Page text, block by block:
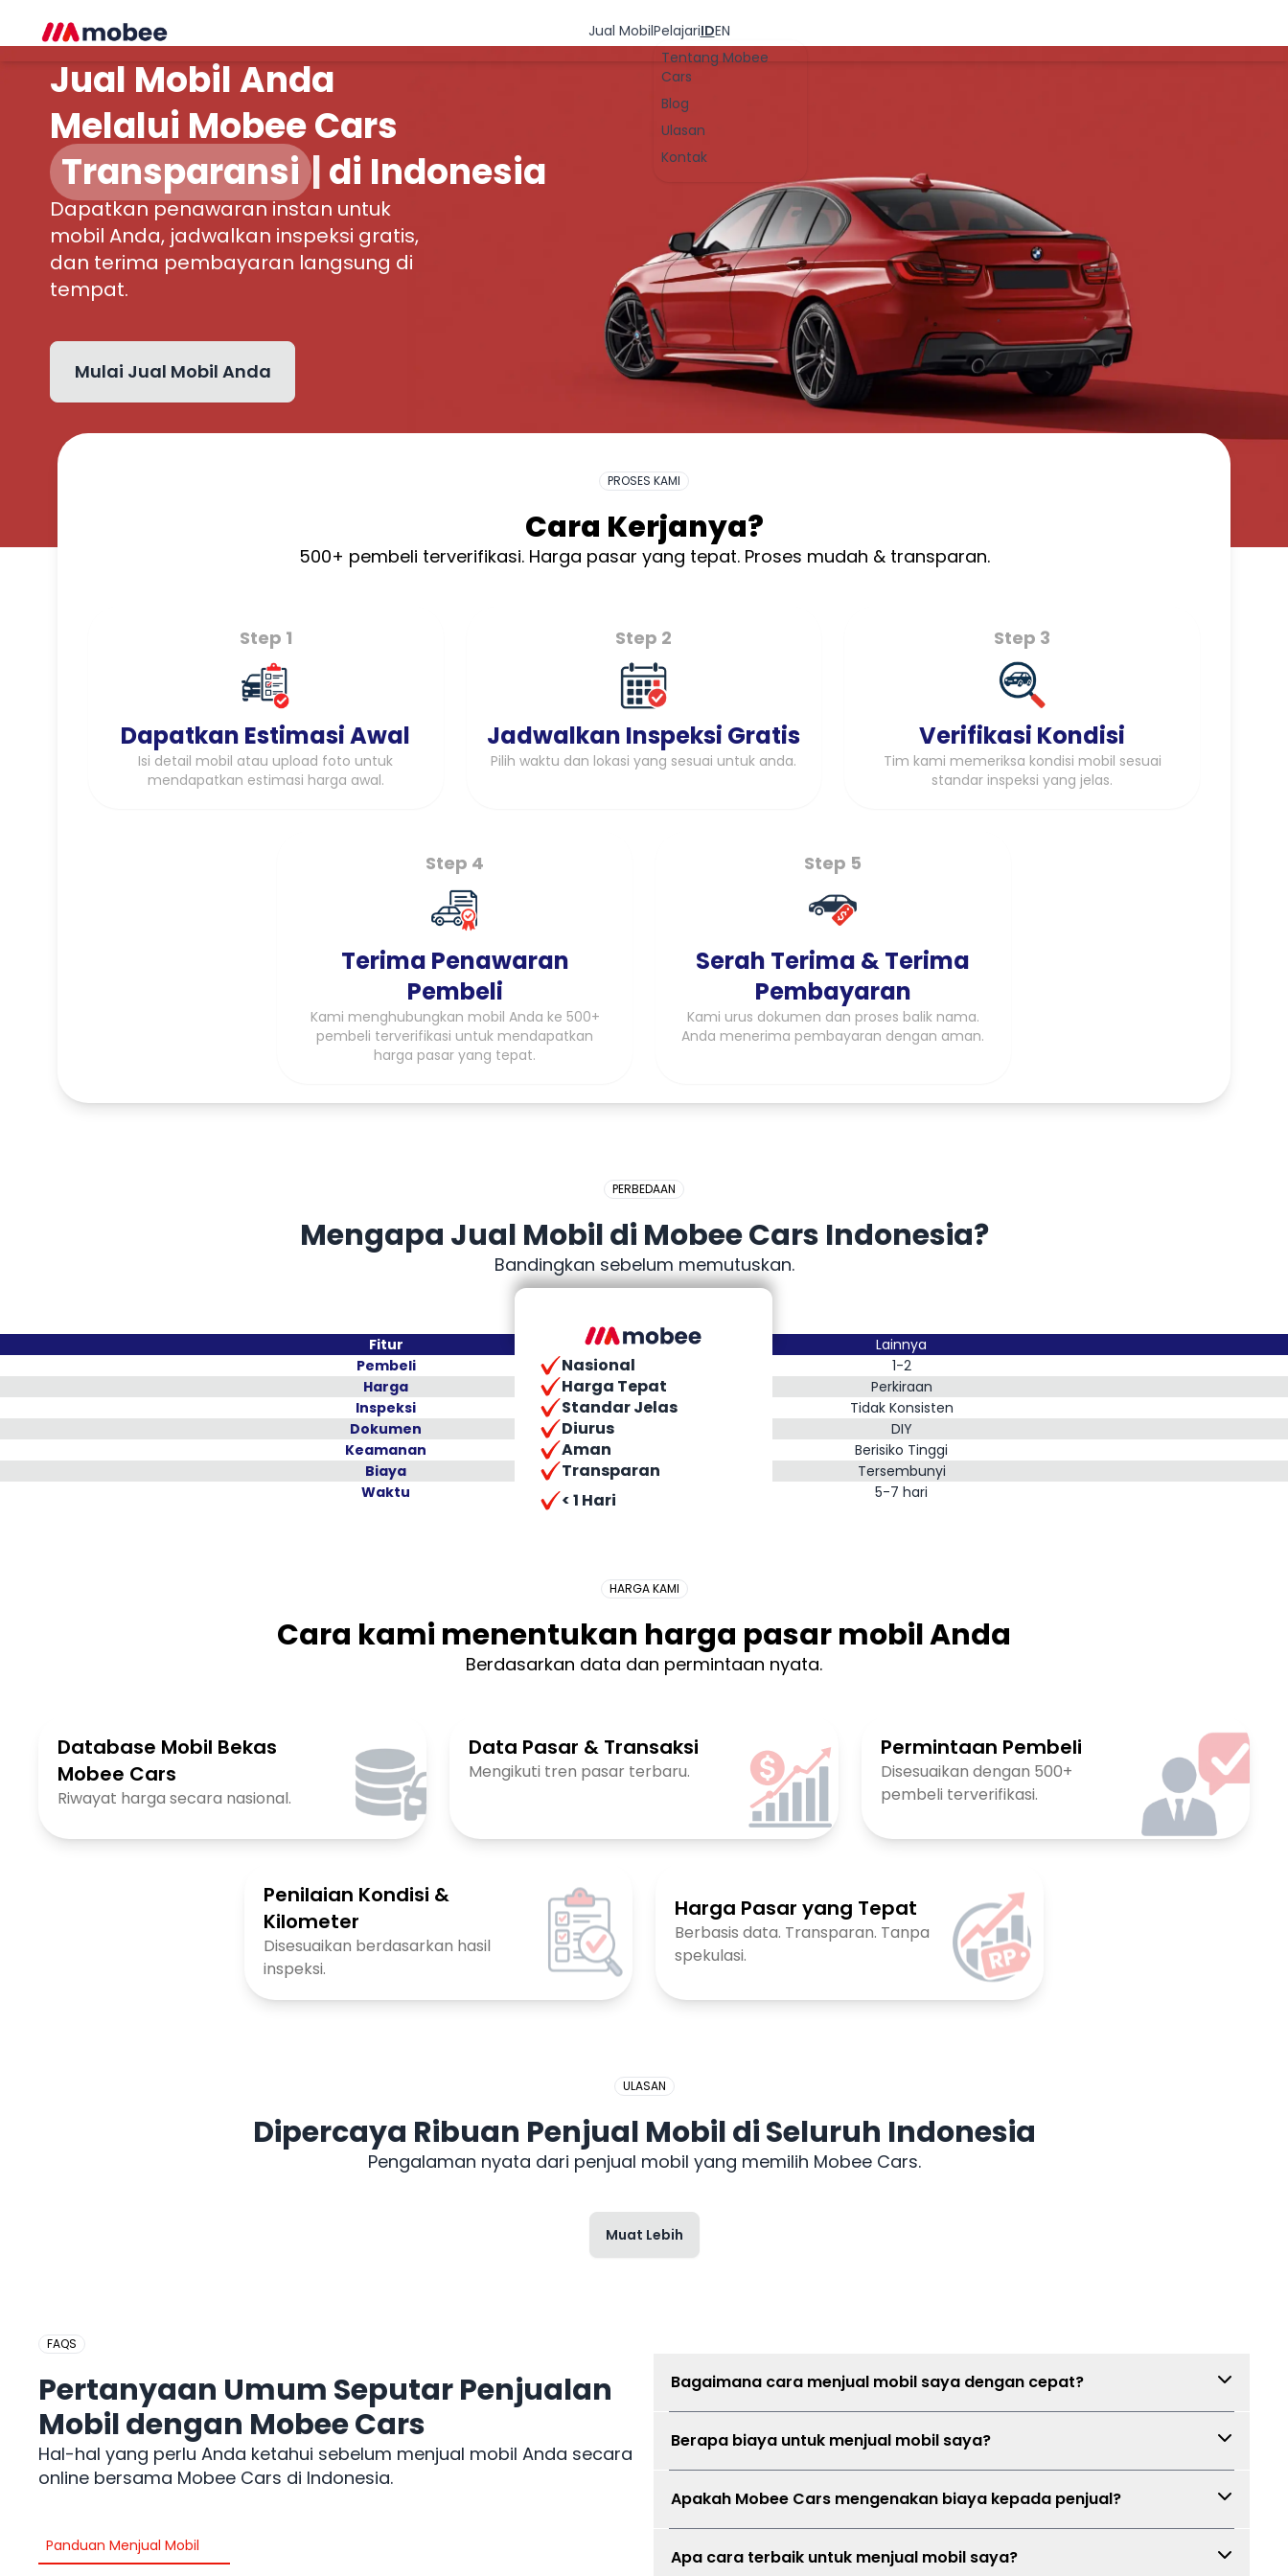
Jual MobilPelajari
Tentang Mobee
Cars
Blog
Ulasan
Kontak
IDEN
OK
Jual Mobil Anda
Melalui Mobee Cars
Transpar |di Indonesia
Dapatkan penawaran instan untuk
mobil Anda, jadwalkan inspeksi gratis,
dan terima pembayaran langsung di
tempat.
Mulai Jual Mobil Anda
PROSES KAMI
Cara Kerjanya?
500+ pembeli terverifikasi. Harga pasar yang tepat. Proses mudah & transparan.
Step 1
Dapatkan Estimasi Awal
Isi detail mobil atau upload foto untuk
mendapatkan estimasi harga awal.
Step 2
Jadwalkan Inspeksi Gratis
Pilih waktu dan lokasi yang sesuai untuk anda.
Step 3
Verifikasi Kondisi
Tim kami memeriksa kondisi mobil sesuai
standar inspeksi yang jelas.
Step 4
Terima Penawaran
Pembeli
Kami menghubungkan mobil Anda ke 500+
pembeli terverifikasi untuk mendapatkan
harga pasar yang tepat.
Step 5
Serah Terima & Terima
Pembayaran
Kami urus dokumen dan proses balik nama.
Anda menerima pembayaran dengan aman.
PERBEDAAN
Mengapa Jual Mobil di Mobee Cars Indonesia?
Bandingkan sebelum memutuskan.
Fitur
Lainnya
Pembeli
Nasional
1-2
Harga
Harga Tepat
Perkiraan
Inspeksi
Standar Jelas
Tidak Konsisten
Dokumen
Diurus
DIY
Keamanan
Aman
Berisiko Tinggi
Biaya
Transparan
Tersembunyi
Waktu
Placeholder Long
< 1 Hari 5-7 hari
HARGA KAMI
Cara kami menentukan harga pasar mobil Anda
Berdasarkan data dan permintaan nyata.
Database Mobil Bekas
Mobee Cars
Riwayat harga secara nasional.
Data Pasar & Transaksi
Mengikuti tren pasar terbaru.
Permintaan Pembeli
Disesuaikan dengan 500+
pembeli terverifikasi.
Penilaian Kondisi &
Kilometer
Disesuaikan berdasarkan hasil
inspeksi.
Harga Pasar yang Tepat
Berbasis data. Transparan. Tanpa
spekulasi.
ULASAN
Dipercaya Ribuan Penjual Mobil di Seluruh Indonesia
Pengalaman nyata dari penjual mobil yang memilih Mobee Cars.
Muat Lebih
FAQS
Pertanyaan Umum Seputar Penjualan
Mobil dengan Mobee Cars
Hal-hal yang perlu Anda ketahui sebelum menjual mobil Anda secara
online bersama Mobee Cars di Indonesia.
Panduan Menjual Mobil
Bagaimana cara menjual mobil saya dengan cepat?
akan mencocokkan mobil Anda dengan dealer yang berminat. Waktu proses
Berapa biaya untuk menjual mobil saya?
Apakah Mobee Cars mengenakan biaya kepada penjual?
Apa cara terbaik untuk menjual mobil saya?